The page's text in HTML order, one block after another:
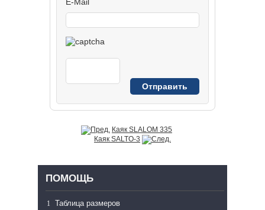
Каяк SLALOM 335
Каяк SALTO-3
ПОМОЩЬ
Таблица размеров